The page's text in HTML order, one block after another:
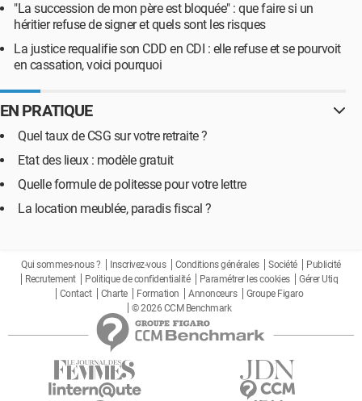
"La succession de mon père est bloquée" : que faire si un
héritier refuse de signer et quels sont les risques
La justice requalifie son CDD en CDI : elle refuse et se pourvoit
en cassation, voici pourquoi
EN PRATIQUE
Quel taux de CSG sur votre retraite ?
Etat des lieux : modèle gratuit
Quelle formule de politesse pour votre lettre
La location meublée, paradis fiscal ?
Qui sommes-nous ? Inscrivez-vous Conditions générales Société
Publicité
Recrutement
Politique de confidentialité Paramétrer les cookies
Gérer Utiq
Contact
Charte Formation Annonceurs
Groupe Figaro
© 2026 CCM Benchmark